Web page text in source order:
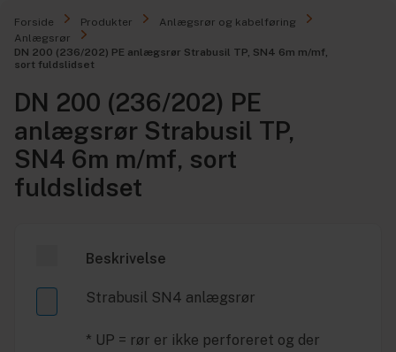
Forside Produkter
Anlægsrør og kabelføring
Anlægsrør
DN 200 (236/202) PE anlægsrør Strabusil TP, SN4 6m m/mf,
sort fuldslidset
DN 200 (236/202) PE
anlægsrør Strabusil TP,
SN4 6m m/mf, sort
fuldslidset
Beskrivelse
Strabusil SN4 anlægsrør
* UP = rør er ikke perforeret og der